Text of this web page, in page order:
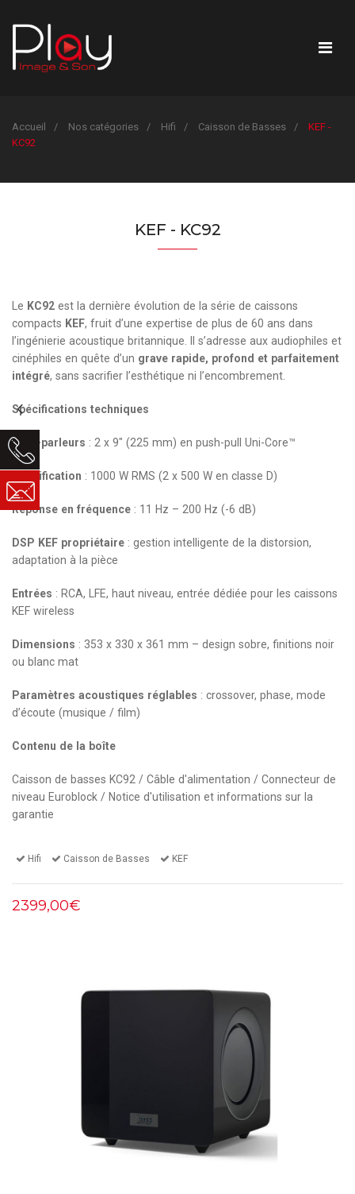
Accueil Nos catégories Hifi Caisson de Basses
KEF -
KC92
KEF - KC92
Le KC92 est la dernière évolution de la série de caissons
compacts KEF, fruit d’une expertise de plus de 60 ans dans
l’ingénierie acoustique britannique. Il s’adresse aux audiophiles et
cinéphiles en quête d’un grave rapide, profond et parfaitement
intégré, sans sacrifier l’esthétique ni l’encombrement.
Spécifications techniques
Haut-parleurs : 2 x 9" (225 mm) en push-pull Uni-Core™
Amplification : 1000 W RMS (2 x 500 W en classe D)
Réponse en fréquence : 11 Hz – 200 Hz (-6 dB)
DSP KEF propriétaire : gestion intelligente de la distorsion,
adaptation à la pièce
Entrées : RCA, LFE, haut niveau, entrée dédiée pour les caissons
KEF wireless
Dimensions : 353 x 330 x 361 mm – design sobre, finitions noir
ou blanc mat
Paramètres acoustiques réglables : crossover, phase, mode
d’écoute (musique / film)
Contenu de la boîte
Caisson de basses KC92 / Câble d'alimentation / Connecteur de
niveau Euroblock / Notice d'utilisation et informations sur la
garantie
Hifi Caisson de Basses KEF
2399,00€